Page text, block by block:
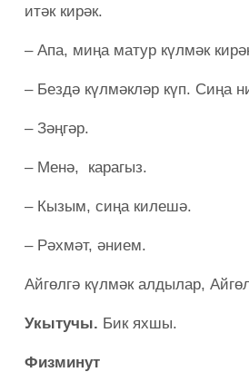
итәк кирәк.
– Апа, миңа матур күлмәк
– Бездә күлмәкләр күп. Сиңа
– Зәңгәр.
– Менә, карагыз.
– Кызым, сиңа килешә.
– Рәхмәт, әнием.
Айгөлгә күлмәк алдылар,
Укытучы. Бик яхшы.
Физминут